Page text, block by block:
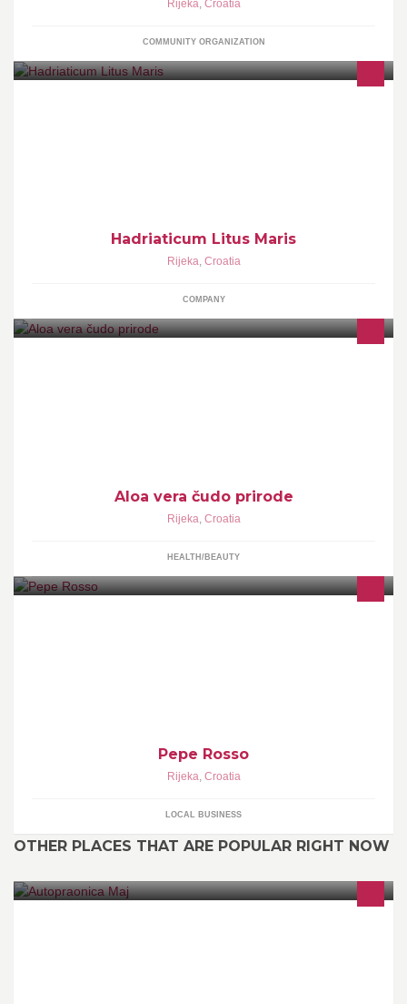
Rijeka, Croatia
COMMUNITY ORGANIZATION
Hadriaticum Litus Maris
Rijeka, Croatia
COMPANY
Aloa vera čudo prirode
Rijeka, Croatia
HEALTH/BEAUTY
Pepe Rosso
Rijeka, Croatia
LOCAL BUSINESS
OTHER PLACES THAT ARE POPULAR RIGHT NOW